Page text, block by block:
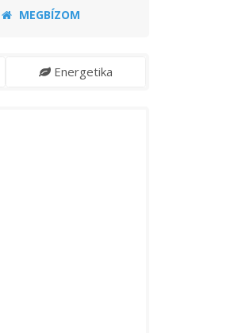
MEGBÍZOM
Energetika